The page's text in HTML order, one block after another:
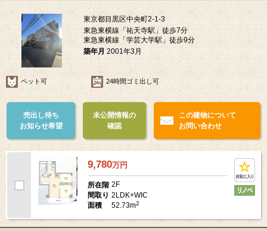
東京都目黒区中央町2-1-3
東急東横線「祐天寺駅」徒歩7分
東急東横線「学芸大学駅」徒歩9分
築年月 2001年3月
ペット可 24時間ゴミ出し可
売出し待ち
お知らせ希望
未公開情報の
確認
この建物について
お問い合わせ
9,780万円
所在階 2F
間取り 2LDK+WIC
面積
52.73m2